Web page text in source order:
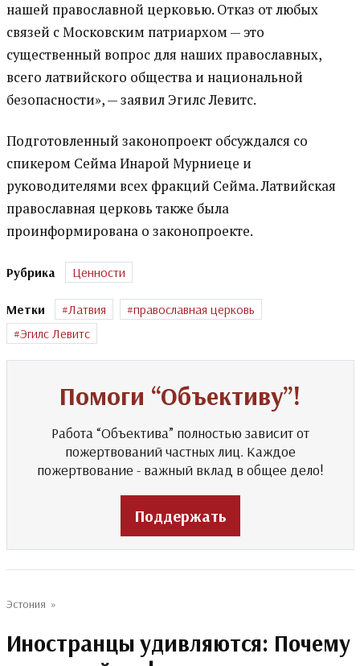
нашей православной церковью. Отказ от любых
связей с Московским патриархом — это
существенный вопрос для наших православных,
всего латвийского общества и национальной
безопасности», — заявил Эгилс Левитс.
Подготовленный законопроект обсуждался со
спикером Сейма Инарой Мурниеце и
руководителями всех фракций Сейма. Латвийская
православная церковь также была
проинформирована о законопроекте.
Рубрика Ценности
Метки Латвия
православная церковь
Эгилс Левитс
Помоги “Объективу”!
Работа “Объектива” полностью зависит от
пожертвований частных лиц. Каждое
пожертвование - важный вклад в общее дело!
Поддержать
Эстония »
Иностранцы удивляются: Почему